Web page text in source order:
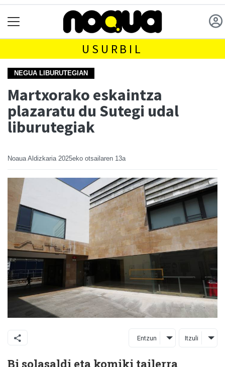
USURBIL
NEGUA LIBURUTEGIAN
Martxorako eskaintza
plazaratu du Sutegi udal
liburutegiak
Noaua Aldizkaria 2025eko otsailaren 13a
Entzun Itzuli
Bi solasaldi eta komiki tailerra